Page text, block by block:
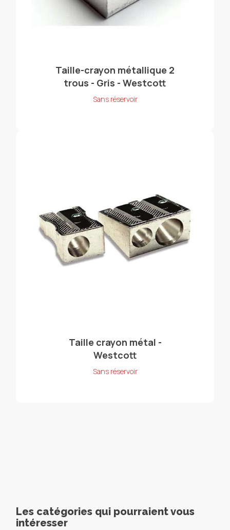
Taille-crayon métallique 2
trous - Gris - Westcott
Sans réservoir
Taille crayon métal -
Westcott
Sans réservoir
Les catégories qui pourraient vous
intéresser